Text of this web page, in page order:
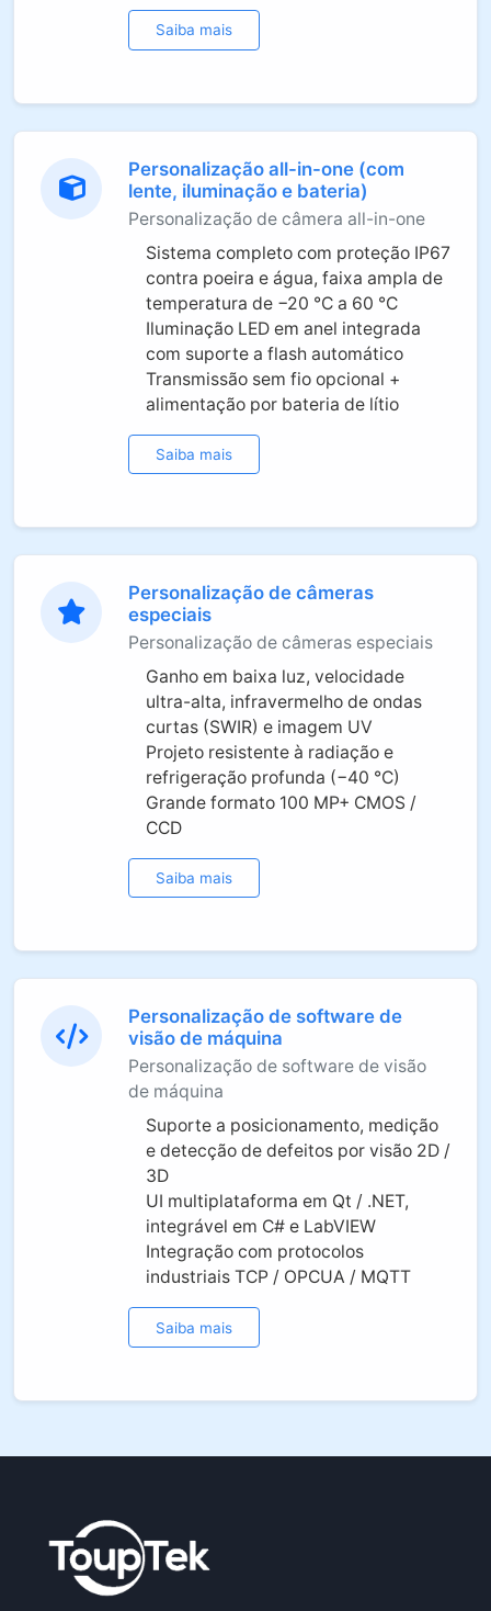
Saiba mais
Personalização all-in-one (com
lente, iluminação e bateria)
Personalização de câmera all-in-one
Sistema completo com proteção IP67
contra poeira e água, faixa ampla de
temperatura de −20 °C a 60 °C
Iluminação LED em anel integrada
com suporte a flash automático
Transmissão sem fio opcional +
alimentação por bateria de lítio
Saiba mais
Personalização de câmeras
especiais
Personalização de câmeras especiais
Ganho em baixa luz, velocidade
ultra-alta, infravermelho de ondas
curtas (SWIR) e imagem UV
Projeto resistente à radiação e
refrigeração profunda (−40 °C)
Grande formato 100 MP+ CMOS /
CCD
Saiba mais
Personalização de software de
visão de máquina
Personalização de software de visão
de máquina
Suporte a posicionamento, medição
e detecção de defeitos por visão 2D /
3D
UI multiplataforma em Qt / .NET,
integrável em C# e LabVIEW
Integração com protocolos
industriais TCP / OPCUA / MQTT
Saiba mais